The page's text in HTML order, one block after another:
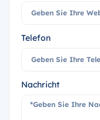
Telefon
Nachricht